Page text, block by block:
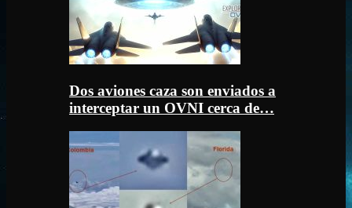
Dos aviones caza son enviados a
interceptar un OVNI cerca de…